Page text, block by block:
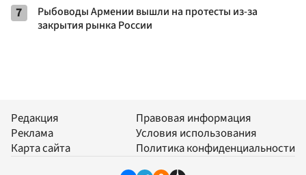
7
Рыбоводы Армении вышли на протесты из-за
закрытия рынка России
Редакция
Реклама
Карта сайта
Правовая информация
Условия использования
Политика конфиденциальности